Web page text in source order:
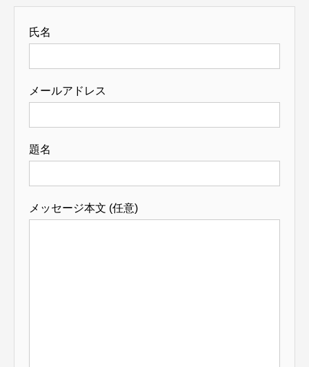
氏名
メールアドレス
題名
メッセージ本文 (任意)